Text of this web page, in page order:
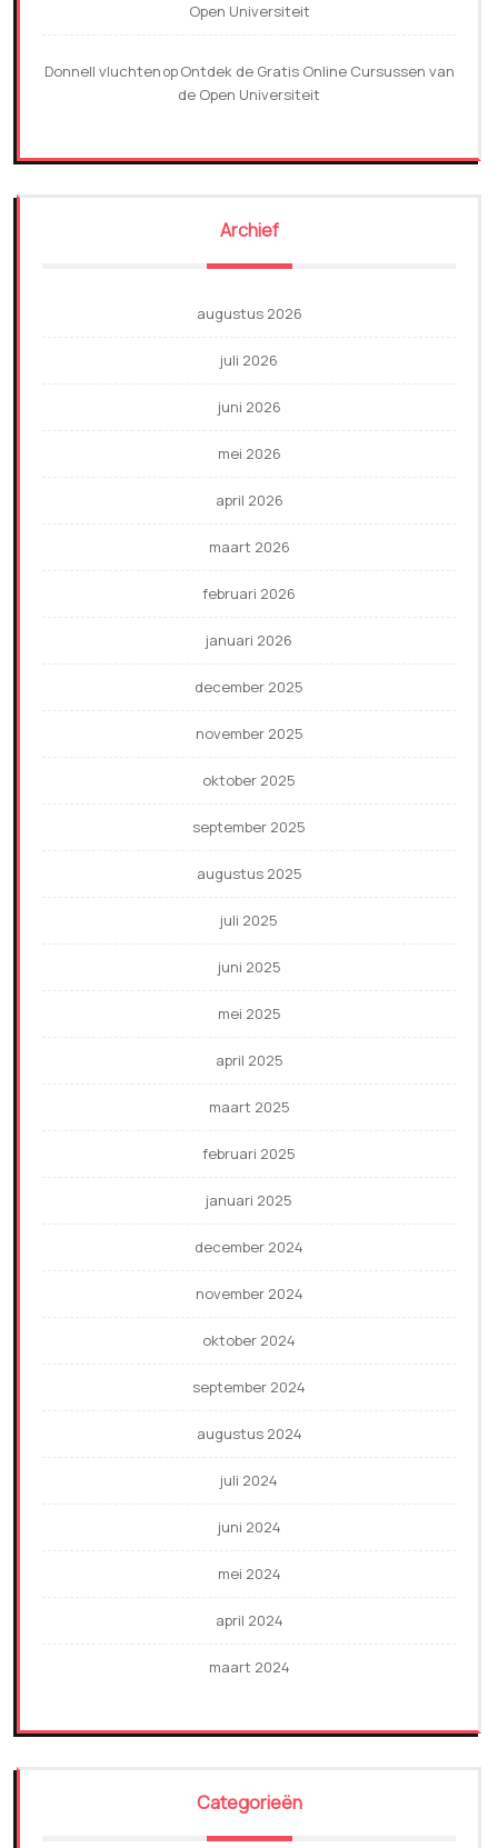
Open Universiteit
Donnell vluchtenopOntdek de Gratis Online Cursussen van
de Open Universiteit
Archief
augustus 2026
juli 2026
juni 2026
mei 2026
april 2026
maart 2026
februari 2026
januari 2026
december 2025
november 2025
oktober 2025
september 2025
augustus 2025
juli 2025
juni 2025
mei 2025
april 2025
maart 2025
februari 2025
januari 2025
december 2024
november 2024
oktober 2024
september 2024
augustus 2024
juli 2024
juni 2024
mei 2024
april 2024
maart 2024
Categorieën